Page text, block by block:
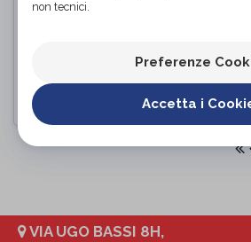
OK PED Tubo in gel
VIA UGO BASSI 8H,
non tecnici.
Preferenze
Accetta i